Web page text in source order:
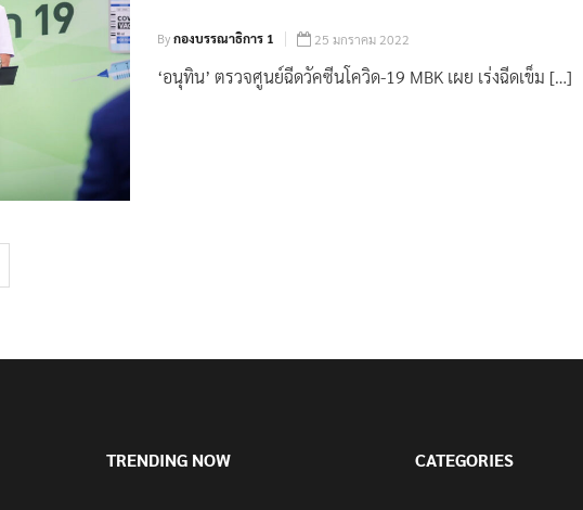
Byกองบรรณาธิการ 1 25 มกราคม 2022
‘อนุทิน’ ตรวจศูนย์ฉีดวัคซีนโควิด-19 MBK เผย เร่งฉีดเข็ม […]
TRENDING NOW CATEGORIES